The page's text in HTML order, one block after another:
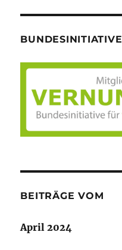
BUNDESINITIATIVE
BEITRÄGE VOM
April 2024